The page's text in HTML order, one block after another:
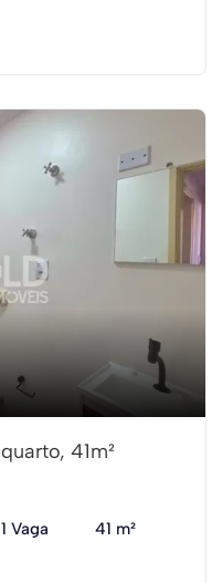
41m²
1 Vaga 41 m²